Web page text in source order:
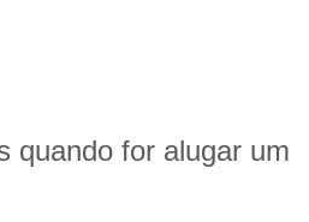
quando for alugar um